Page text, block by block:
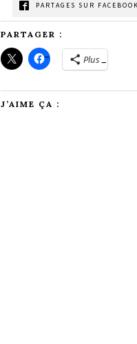
PARTAGES SUR
PARTAGER :
Plus
J’AIME ÇA :